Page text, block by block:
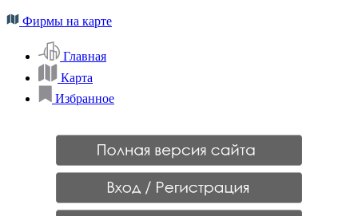
Фирмы на карте
Главная
Карта
Избранное